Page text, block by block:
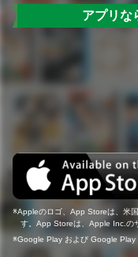
アプリな
Appleのロゴ、App Storeは、米
す。App Storeは、Apple Inc.の
Google Play および Google Play